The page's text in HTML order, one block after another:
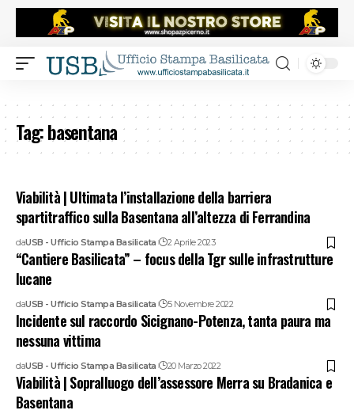
Tag:basentana
Viabilità | Ultimata l’installazione della barriera
spartitraffico sulla Basentana all’altezza di Ferrandina
daUSB - Ufficio Stampa Basilicata 2 Aprile 2023
“Cantiere Basilicata” – focus della Tgr sulle infrastrutture
lucane
daUSB - Ufficio Stampa Basilicata 5 Novembre 2022
Incidente sul raccordo Sicignano-Potenza, tanta paura ma
nessuna vittima
daUSB - Ufficio Stampa Basilicata 20 Marzo 2022
Viabilità | Sopralluogo dell’assessore Merra su Bradanica e
Basentana